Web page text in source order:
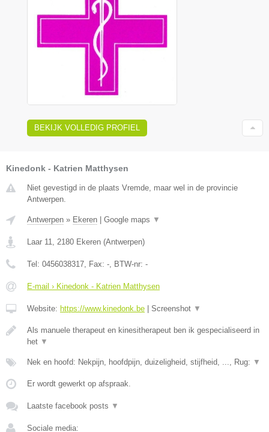
BEKIJK VOLLEDIG PROFIEL
Kinedonk - Katrien Matthysen
Niet gevestigd in de plaats Vremde, maar wel in de provincie
Antwerpen.
Antwerpen » Ekeren Google maps ▼
Laar 11, 2180 Ekeren (Antwerpen)
Tel: 0456038317, Fax: -, BTW-nr: -
E-mail › Kinedonk - Katrien Matthysen
Website: https://www.kinedonk.be Screenshot ▼
Als manuele therapeut en kinesitherapeut ben ik gespecialiseerd in
het ▼
Nek en hoofd: Nekpijn, hoofdpijn, duizeligheid, stijfheid, ..., Rug: ▼
Er wordt gewerkt op afspraak.
Laatste facebook posts ▼
Sociale media: